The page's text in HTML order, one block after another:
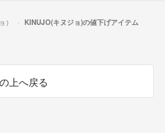
） KINUJO(キヌジョ)の値下げアイテム
上へ戻る